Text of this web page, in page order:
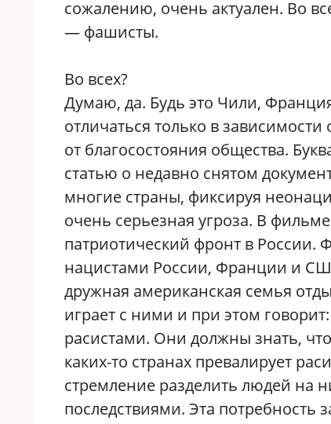
сожалению, очень актуален. Во
— фашисты.
Во всех?
Думаю, да. Будь это Чили,
отличаться только в
от благосостояния общества.
статью о недавно снятом
многие страны, фиксируя
очень серьезная угроза. В
патриотический фронт в России.
нацистами России, Франции и
дружная американская семья
играет с ними и при этом
расистами. Они должны знать,
каких-то странах превалирует
стремление разделить людей
последствиями. Эта потребность